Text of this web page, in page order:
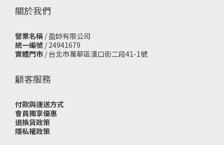
關於我們
營業名稱 / 盈帥有限公司
統一編號 / 24941679
實體門市 / 台北市萬華區漢口街二段41-1號
顧客服務
付款與運送方式
會員獨享優惠
退換貨政策
隱私權政策